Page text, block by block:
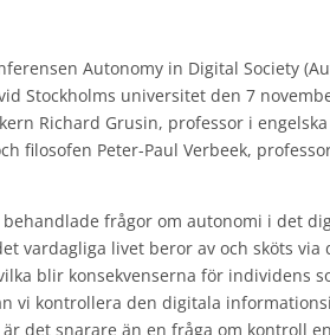
Autonomy in Digital Society
Stockholms universitet den 7
Richard Grusin, professor i
filosofen Peter-Paul Verbeek,
behandlade frågor om autonomi i det
vardagliga livet beror av och sköts
blir konsekvenserna för individens
vi kontrollera den digitala
är det snarare än en fråga om kontroll